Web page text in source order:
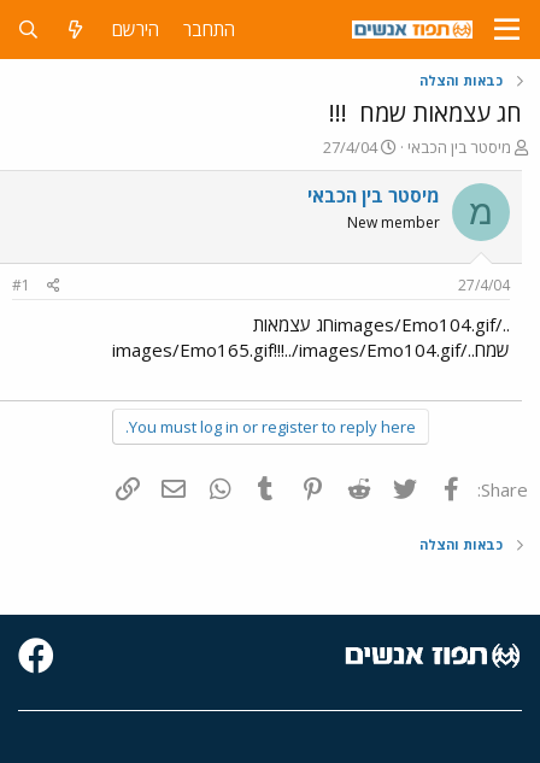
התחבר הירשם
כבאות והצלה
חג עצמאות שמח !!!
פ
ו
ת
ח
ה
ש
מיסטר בין הכבאי
פ
ו
ר
ם
ר
י
ך
27/4/04
מ מיסטר בין הכבאי
New member
27/4/04
#1
../images/Emo104.gifחג עצמאות
שמח../images/Emo165.gif!!!../images/Emo104.gif
You must log in or register to reply here.
Share: פייסבוק Twitter
Reddit
Pinterest
Tumblr
WhatsAppדואר אלקטרוני
כבאות והצלה